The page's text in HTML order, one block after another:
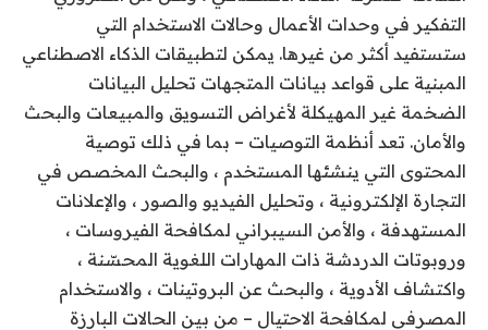
التفكير في وحدات الأعمال وحالات الاستخدام التي
ستستفيد أكثر من غيرها. يمكن لتطبيقات الذكاء الاصطناعي
المبنية على قواعد بيانات المتجهات تحليل البيانات
الضخمة غير المهيكلة لأغراض التسويق والمبيعات والبحث
والأمان. تعد أنظمة التوصيات – بما في ذلك توصية
المحتوى التي ينشئها المستخدم ، والبحث المخصص في
التجارة الإلكترونية ، وتحليل الفيديو والصور ، والإعلانات
المستهدفة ، والأمن السيبراني لمكافحة الفيروسات ،
وروبوتات الدردشة ذات المهارات اللغوية المحسّنة ،
واكتشاف الأدوية ، والبحث عن البروتينات ، والاستخدام
المصرفي لمكافحة الاحتيال – من بين الحالات البارزة